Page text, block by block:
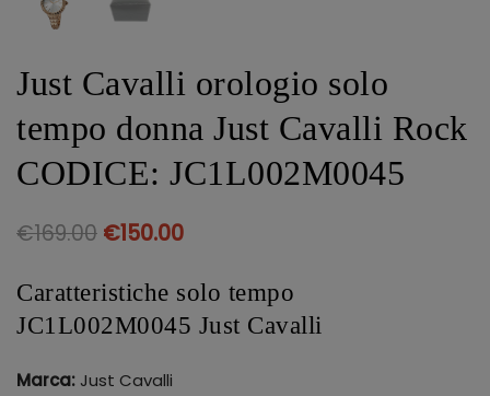
Just Cavalli orologio solo
tempo donna Just Cavalli Rock
CODICE: JC1L002M0045
€169.00 €150.00
Caratteristiche solo tempo
JC1L002M0045 Just Cavalli
Marca: Just Cavalli